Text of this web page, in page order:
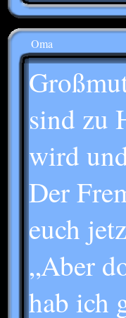
Oma
sind zu
wird
Der
euch
„Aber
hab ich